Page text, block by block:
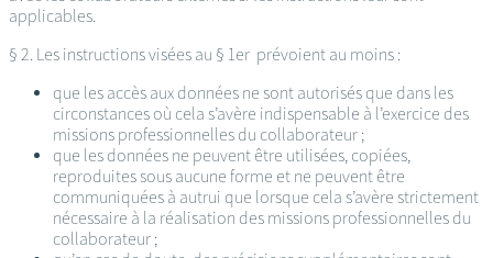
applicables.
§ 2. Les instructions visées au § 1er prévoient au moins :
que les accès aux données ne sont autorisés que dans les
circonstances où cela s’avère indispensable à l’exercice des
missions professionnelles du collaborateur ;
que les données ne peuvent être utilisées, copiées,
reproduites sous aucune forme et ne peuvent être
communiquées à autrui que lorsque cela s’avère strictement
nécessaire à la réalisation des missions professionnelles du
collaborateur ;